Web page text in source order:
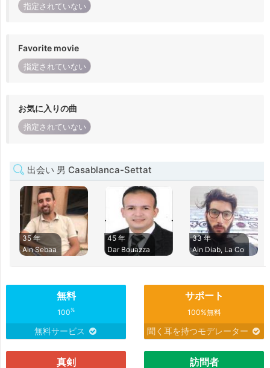
指定されていない
Favorite movie
指定されていない
お気に入りの曲
指定されていない
出会い 男 Casablanca-Settat
35 年
Ain Sebaa
45 年
Dar Bouazza
33 年
Ain Diab, La Co
無料
100%
無料サービス
サポート
100%無料
聞く耳を持つモデレーター
真剣 訪問者